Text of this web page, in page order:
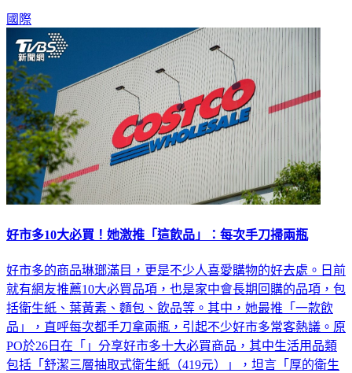
國際
好市多的商品琳瑯滿目，更是不少人喜愛購物的好去處。日前
就有網友推薦10大必買品項，也是家中會長期回購的品項，包
括衛生紙、葉黃素、麵包、飲品等。其中，她最推「一款飲
品」，直呼每次都手刀拿兩瓶，引起不少好市多常客熱議。原
PO於26日在「」分享好市多十大必買商品，其中生活用品類